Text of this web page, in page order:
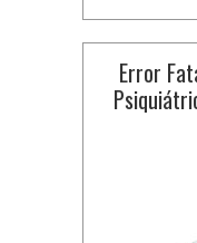
Error